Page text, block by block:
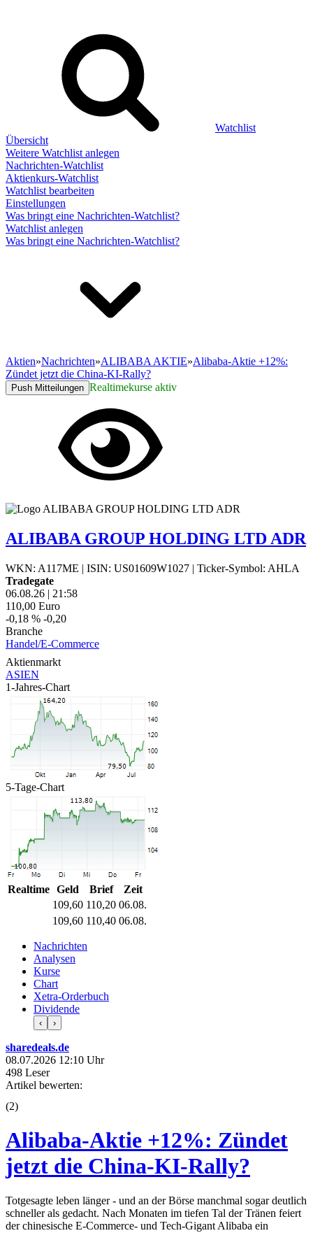
Watchlist
Übersicht
Weitere Watchlist anlegen
Nachrichten-Watchlist
Aktienkurs-Watchlist
Watchlist bearbeiten
Einstellungen
Was bringt eine Nachrichten-Watchlist?
Watchlist anlegen
Was bringt eine Nachrichten-Watchlist?
Aktien»Nachrichten»ALIBABA AKTIE»Alibaba-Aktie +12%:
Zündet jetzt die China-KI-Rally?
Push Mitteilungen Realtimekurse aktiv
ALIBABA GROUP HOLDING LTD ADR
WKN: A117ME | ISIN: US01609W1027 | Ticker-Symbol: AHLA
Tradegate
06.08.26 | 21:58
110,00 Euro
-0,18 % -0,20
Branche
Handel/E-Commerce
Aktienmarkt
ASIEN
1-Jahres-Chart
5-Tage-Chart
Realtime Geld Brief
Zeit
109,60 110,20 06.08.
109,60 110,40 06.08.
Nachrichten
Analysen
Kurse
Chart
Xetra-Orderbuch
Dividende
‹ ›
sharedeals.de
08.07.2026 12:10 Uhr
498 Leser
Artikel bewerten:
(2)
Alibaba-Aktie +12%: Zündet
jetzt die China-KI-Rally?
Totgesagte leben länger - und an der Börse manchmal sogar deutlich
schneller als gedacht. Nach Monaten im tiefen Tal der Tränen feiert
der chinesische E-Commerce- und Tech-Gigant Alibaba ein